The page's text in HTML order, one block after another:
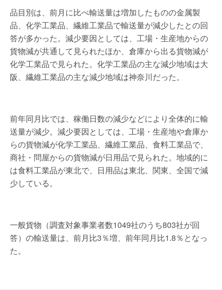
品目別は、前月に比べ輸送量は増加したものの金属製
品、化学工業品、繊維工業品で輸送量が減少したとの回
答が多かった。減少要因としては、工場・生産地からの
貨物減が共通して見られたほか、倉庫から出る貨物減が
化学工業品で見られた。化学工業品の主な減少地域は大
阪、繊維工業品の主な減少地域は神奈川だった。
前年同月比では、稼働日数の減少などにより全体的に輸
送量が減少。減少要因としては、工場・生産地や倉庫か
らの貨物減が化学工業品、繊維工業品、食料工業品で、
商社・問屋からの貨物減が日用品で見られた。地域的に
は食料工業品が東北で、日用品は東北、関東、全国で減
少している。
一般貨物（調査対象事業者数1049社のうち803社が回
答）の輸送量は、前月比3％増、前年同月比1.8％となっ
た。